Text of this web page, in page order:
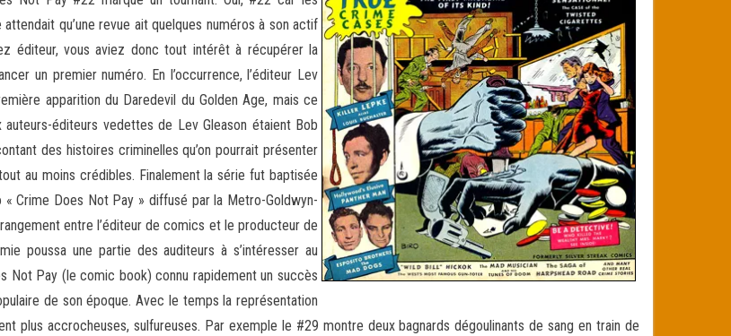
qu’une revue ait quelques numéros à son actif
éditeur, vous aviez donc tout intérêt à récupérer la
un premier numéro. En l’occurrence, l’éditeur Lev
apparition du Daredevil du Golden Age, mais ce
éditeurs vedettes de Lev Gleason étaient Bob
des histoires criminelles qu’on pourrait présenter
au moins crédibles. Finalement la série fut baptisée
Crime Does Not Pay » diffusé par la Metro-Goldwyn-
entre l’éditeur de comics et le producteur de
poussa une partie des auditeurs à s’intéresser au
Not Pay (le comic book) connu rapidement un succès
de son époque. Avec le temps la représentation
plus accrocheuses, sulfureuses. Par exemple le #29 montre deux bagnards dégoulinants de sang en train de